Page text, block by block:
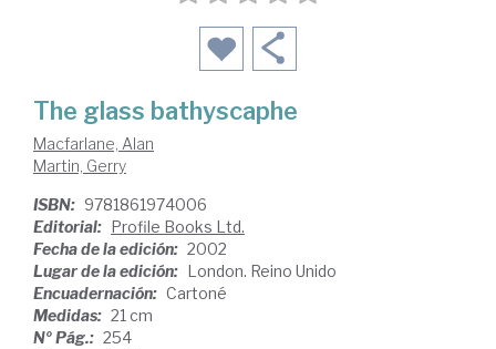
The glass bathyscaphe
Macfarlane, Alan
Martin, Gerry
ISBN: 9781861974006
Editorial: Profile Books Ltd.
Fecha de la edición: 2002
Lugar de la edición: London. Reino Unido
Encuadernación: Cartoné
Medidas: 21 cm
Nº Pág.: 254